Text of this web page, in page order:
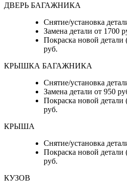
ДВЕРЬ БАГАЖНИКА
Снятие/установка
Замена детали от 1700
Покраска новой детали
руб.
КРЫШКА БАГАЖНИКА
Снятие/установка
Замена детали от 950
Покраска новой детали
руб.
КРЫША
Снятие/установка
Покраска новой детали
руб.
КУЗОВ